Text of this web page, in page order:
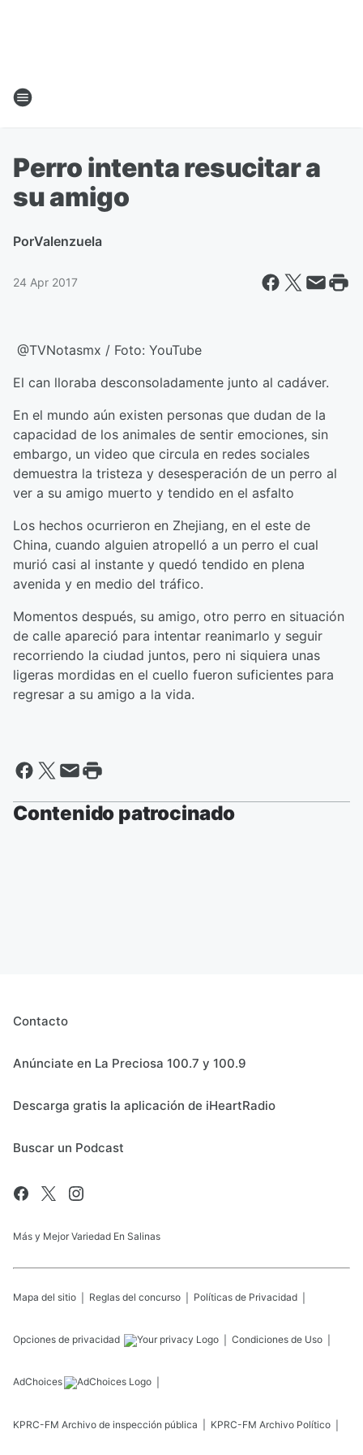
Perro intenta resucitar a
su amigo
PorValenzuela
24 Apr 2017
@TVNotasmx / Foto: YouTube
El can lloraba desconsoladamente junto al cadáver.
En el mundo aún existen personas que dudan de la
capacidad de los animales de sentir emociones, sin
embargo, un video que circula en redes sociales
demuestra la tristeza y desesperación de un perro al
ver a su amigo muerto y tendido en el asfalto
Los hechos ocurrieron en Zhejiang, en el este de
China, cuando alguien atropelló a un perro el cual
murió casi al instante y quedó tendido en plena
avenida y en medio del tráfico.
Momentos después, su amigo, otro perro en situación
de calle apareció para intentar reanimarlo y seguir
recorriendo la ciudad juntos, pero ni siquiera unas
ligeras mordidas en el cuello fueron suficientes para
regresar a su amigo a la vida.
Contenido patrocinado
Contacto
Anúnciate en La Preciosa 100.7 y 100.9
Descarga gratis la aplicación de iHeartRadio
Buscar un Podcast
Más y Mejor Variedad En Salinas
Mapa del sitio Reglas del concurso Políticas de Privacidad
Opciones de privacidad Condiciones de Uso
AdChoices
KPRC-FM Archivo de inspección pública KPRC-FM Archivo Político